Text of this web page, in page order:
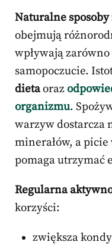
Naturalne
obejmują
wpływają
samopoczucie.
dietaoraz
organizmu.
warzyw dostarcza
minerałów, a
pomaga utrzymać
Regularna
korzyści:
zwiększa